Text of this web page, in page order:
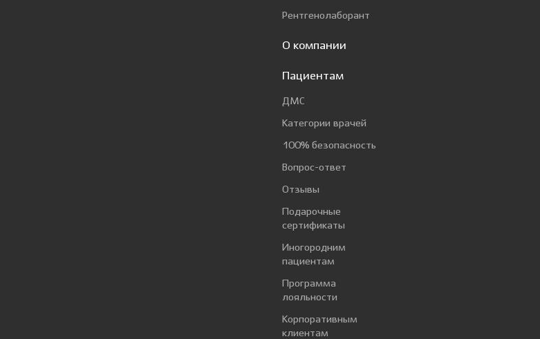
Рентгенолаборант
О компании
Пациентам
ДМС
Категории врачей
100% безопасность
Вопрос-ответ
Отзывы
Подарочные
сертификаты
Иногородним
пациентам
Программа
лояльности
Корпоративным
клиентам